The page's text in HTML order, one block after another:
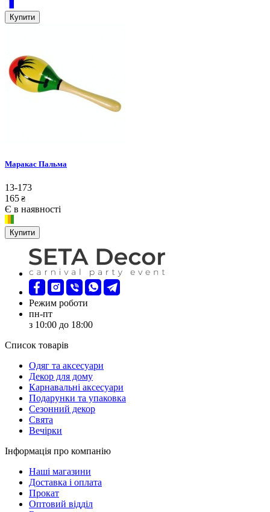
Купити
Маракас Пальма
13-173
165 ₴
Є в наявності
Купити
Режим роботи
пн-пт
з 10:00 до 18:00
Список товарів
Oдяг та аксесуари
Декор для дому
Карнавальні аксесуари
Подарунки та упаковка
Сезонний декор
Свята
Вечірки
Інформація про компанію
Наші магазини
Доставка і оплата
Прокат
Оптовий відділ